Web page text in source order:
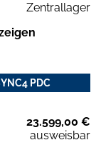
Zentrallager
PDC
23.599,00 €
ausweisbar